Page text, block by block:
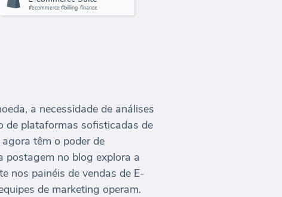
a necessidade de análises
de plataformas sofisticadas de
têm o poder de
postagem no blog explora a
nos painéis de vendas de E-
de marketing operam.
#ecommerce #billing-finance